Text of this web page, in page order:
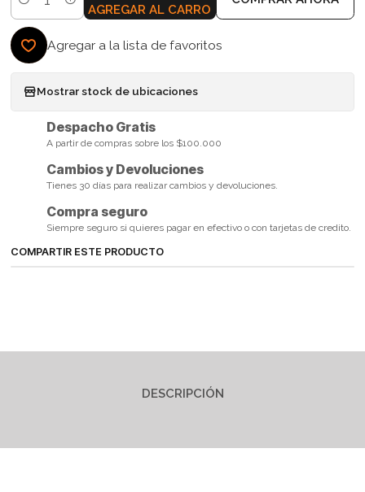
Cantidad AGREGAR AL CARRO
Agregar a la lista de favoritos
Mostrar stock de ubicaciones
Despacho Gratis
A partir de compras sobre los $100.000
Cambios y Devoluciones
Tienes 30 días para realizar cambios y devoluciones.
Compra seguro
Siempre seguro si quieres pagar en efectivo o con tarjetas de credito.
COMPARTIR ESTE PRODUCTO
DESCRIPCIÓN